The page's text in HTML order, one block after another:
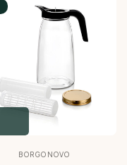
BORGONOVO